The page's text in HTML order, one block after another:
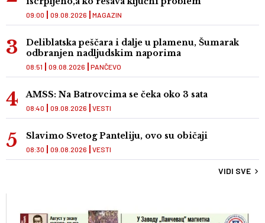
MAGAZIN
09:00 09.08.2026
Deliblatska peščara i dalje u plamenu, Šumarak
odbranjen nadljudskim naporima
PANČEVO
08:51 09.08.2026
AMSS: Na Batrovcima se čeka oko 3 sata
VESTI
08:40 09.08.2026
Slavimo Svetog Panteliju, ovo su običaji
VESTI
08:30 09.08.2026
VIDI SVE